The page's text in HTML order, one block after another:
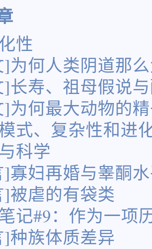
性
为何人类阴道那
长寿、祖母假说
为何最大动物的
式、复杂性和进
科学
寡妇再婚与睾酮
被虐的有袋类
记#9：作为一项
种族体质差异